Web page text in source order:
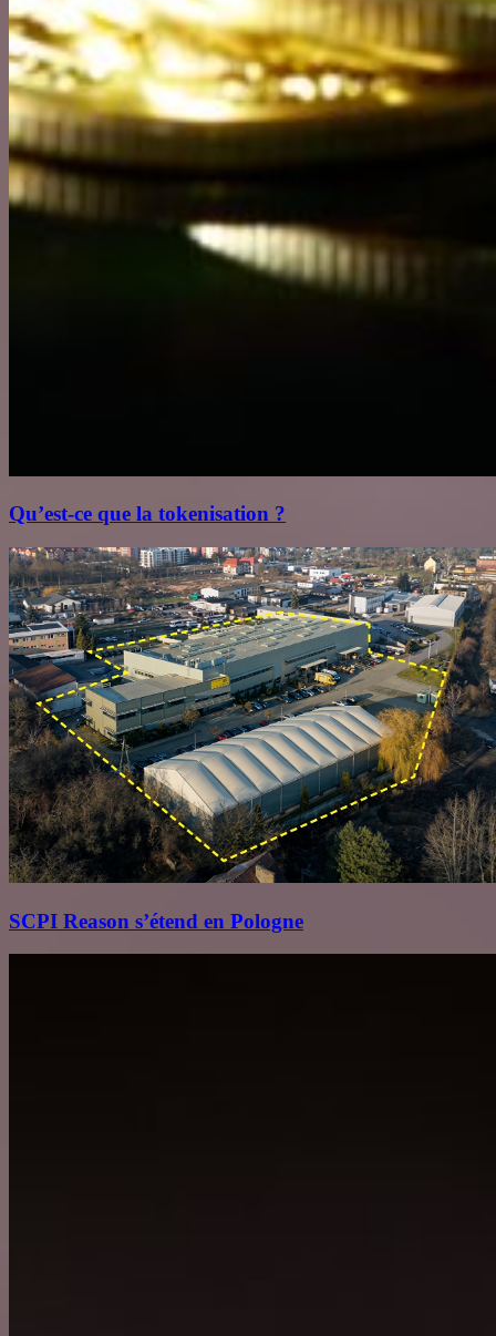
Qu’est‑ce que la tokenisation ?
SCPI Reason s’étend en Pologne